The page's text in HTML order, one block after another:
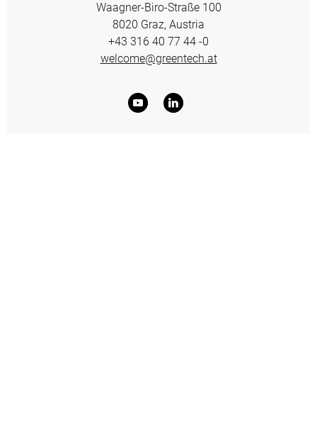
Waagner-Biro-Straße 100
8020 Graz, Austria
+43 316 40 77 44 -0
welcome@greentech.at